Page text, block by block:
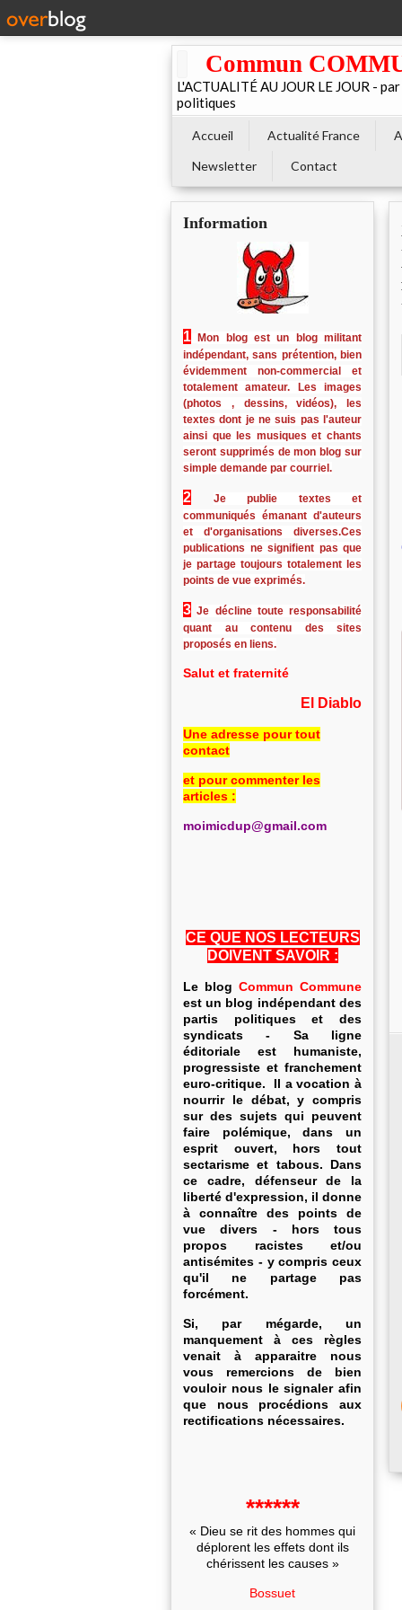
Commun
L'ACTUALITÉ AU JOUR LE JOUR -
politiques
Accueil Actualité France
Newsletter
Contact
Information
1
Mon blog est un blog militant
indépendant, sans prétention, bien
évidemment non-commercial et
totalement amateur. Les images
(photos , dessins, vidéos), les
textes dont je ne suis pas l'auteur
ainsi que les musiques et chants
seront supprimés de mon blog sur
simple demande par courriel.
2
Je publie textes et
communiqués émanant d'auteurs
et d'organisations diverses.Ces
publications ne signifient pas que
je partage toujours totalement les
points de vue exprimés.
3 Je décline toute responsabilité
quant au contenu des sites
proposés en liens.
Salut et fraternité
El Diablo
Une adresse pour tout
contact
et pour commenter les
articles :
moimicdup@gmail.com
CE QUE NOS LECTEURS
DOIVENT SAVOIR :
Le blog Commun Commune
est un blog indépendant des
partis politiques et des
syndicats - Sa ligne
éditoriale est humaniste,
progressiste et franchement
euro-critique. Il a vocation à
nourrir le débat, y compris
sur des sujets qui peuvent
faire polémique, dans un
esprit ouvert, hors tout
sectarisme et tabous. Dans
ce cadre, défenseur de la
liberté d'expression, il donne
à connaître des points de
vue divers - hors tous
propos racistes et/ou
antisémites - y compris ceux
qu'il ne partage pas
forcément.
Si, par mégarde, un
manquement à ces règles
venait à apparaitre nous
vous remercions de bien
vouloir nous le signaler afin
que nous procédions aux
rectifications nécessaires.
******
« Dieu se rit des hommes qui
déplorent les effets dont ils
chérissent les causes »
Bossuet